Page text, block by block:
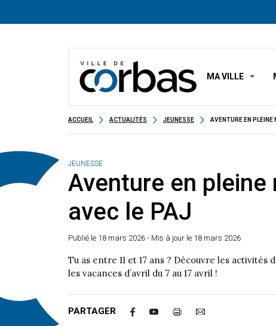
MA VILLE
ACCUEIL ACTUALITÉS JEUNESSE AVENTURE EN PLEINE
JEUNESSE
Aventure en pleine
avec le PAJ
Publié le 18 mars 2026 - Mis à jour le 18 mars 2026
Tu as entre 11 et 17 ans ? Découvre les activités
les vacances d’avril du 7 au 17 avril !
PARTAGER